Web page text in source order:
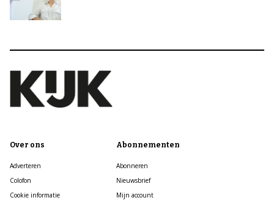
Over ons
Adverteren
Colofon
Cookie informatie
Abonnementen
Abonneren
Nieuwsbrief
Mijn account